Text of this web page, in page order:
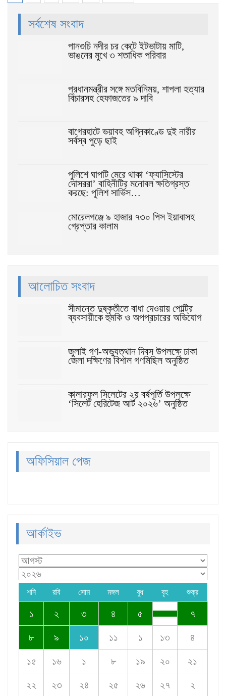
সর্বশেষ সংবাদ
পানগুচি নদীর চর কেটে ইটভাটায় মাটি,
ভাঙনের মুখে ৩ শতাধিক পরিবার
প্রধানমন্ত্রীর সঙ্গে মতবিনিময়, শাপলা হত্যার
বিচারসহ হেফাজতের ৯ দাবি
বাগেরহাটে ভয়াবহ অগ্নিকাণ্ডে দুই নারীর
সর্বস্ব পুড়ে ছাই
পুলিশে ঘাপটি মেরে থাকা ‘ফ্যাসিস্টের
দোসররা’ বাহিনীটির মনোবল ক্ষতিগ্রস্ত
করছে: পুলিশ সার্ভিস…
মোরেলগঞ্জে ৯ হাজার ৭৩০ পিস ইয়াবাসহ
গ্রেপ্তার কালাম
আলোচিত সংবাদ
সীমান্তে দুষ্কৃতীতে বাধা দেওয়ায় পোল্ট্রি
ব্যবসায়ীকে হুমকি ও অপপ্রচারের অভিযোগ
জুলাই গণ-অভ্যুত্থান দিবস উপলক্ষে ঢাকা
জেলা দক্ষিণের বিশাল গণমিছিল অনুষ্ঠিত
কালারফুল সিলেটের ২য় বর্ষপূর্তি উপলক্ষে
‘সিলেট হেরিটেজ আর্ট ২০২৬’ অনুষ্ঠিত
অফিসিয়াল পেজ
আর্কাইভ
শনি রবি সোম মঙ্গল বুধ বৃহ শুক্র
১ ২ ৩ ৪ ৫ ৭
৮ ৯ ১০ ১১ ১ ১৩ ৪
১৫ ১৬ ১ ৮ ১৯ ২০ ২১
২২ ২৩ ২৪ ২৫ ২৬ ২৭ ২